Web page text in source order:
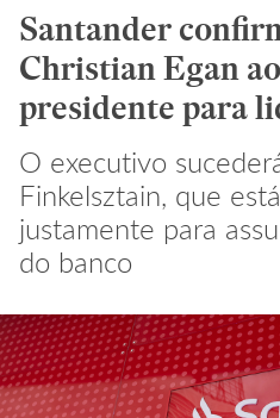
Santander
Christian Egan
presidente para
O executivo
Finkelsztain, que
justamente para
do banco